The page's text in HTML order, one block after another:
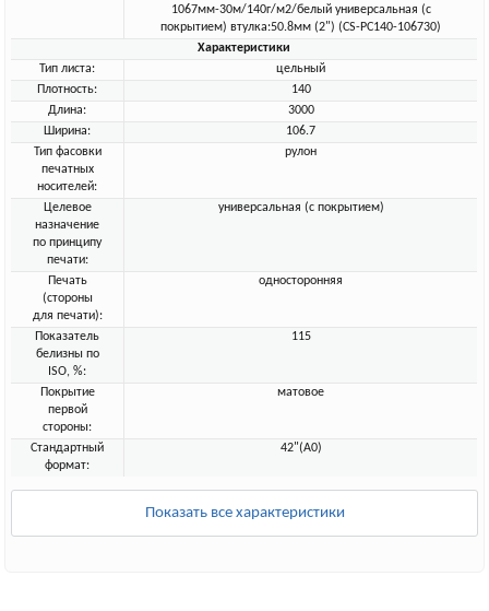
1067мм-30м/140г/м2/белый универсальная (с
покрытием) втулка:50.8мм (2") (CS-PC140-106730)
Характеристики
Тип листа:
цельный
Плотность:
140
Длина:
3000
Ширина:
106.7
Тип фасовки
печатных
носителей:
рулон
Целевое
назначение
по принципу
печати:
универсальная (с покрытием)
Печать
(стороны
для печати):
односторонняя
Показатель
белизны по
ISO, %:
115
Покрытие
первой
стороны:
матовое
Стандартный
формат:
42"(A0)
Показать все характеристики